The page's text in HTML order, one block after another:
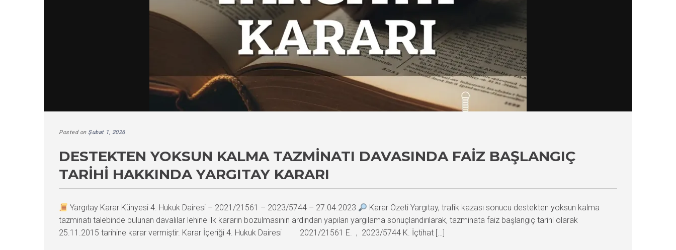
Posted on Şubat 1, 2026
DESTEKTEN YOKSUN KALMA TAZMINATI DAVASINDA FAIZ BAŞLANGIÇ
TARIHI HAKKINDA YARGITAY KARARI
Yargıtay Karar Künyesi 4. Hukuk Dairesi – 2021/21561 – 2023/5744 – 27.04.2023
Karar Özeti Yargıtay, trafik kazası sonucu destekten yoksun kalma
tazminatı talebinde bulunan davalılar lehine ilk kararın bozulmasının ardından yapılan yargılama sonuçlandırılarak, tazminata faiz başlangıç tarihi olarak
25.11.2015 tarihine karar vermiştir. Karar İçeriği 4. Hukuk Dairesi 2021/21561 E. , 2023/5744 K. İçtihat […]